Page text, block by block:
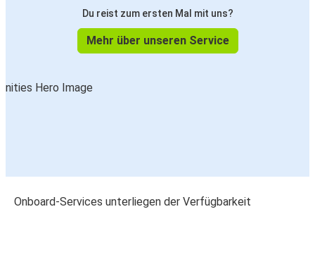
Du reist zum ersten Mal mit uns?
Mehr über unseren Service
Onboard-Services unterliegen der Verfügbarkeit